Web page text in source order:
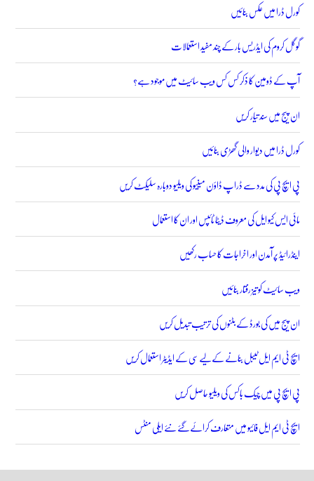
کورل ڈرا میں عکس بنائیں
گوگل کروم کی ایڈریس بار کے چند مفید استعمالات
آپ کے ڈومین کا ذکر کس کس ویب سائیٹ میں موجود ہے؟
ان پیج میں سند تیار کریں
کورل ڈرا میں دیوار والی گھڑی بنائیں
پی ایچ پی کی مدد سے ڈراپ ڈاؤن مینیو کی ویلیو دوبارہ سلیکٹ کریں
مائی ایس کیو ایل کی معروف ڈیٹا ٹائپس اور ان کا استعمال
اینڈرائیڈ پر آمدن اور اخراجات کا حساب رکھیں
ویب سائیٹ کو تیز رفتار بنائیں
ان پیج میں کی بورڈ کے بٹنوں کی ترتیب تبدیل کریں
ایچ ٹی ایم ایل ٹیبل بنانے کے لیے سی کے ایڈیٹر استعمال کریں
پی ایچ پی میں چیک باکس کی ویلیو حاصل کریں
ایچ ٹی ایم ایل فائیو میں متعارف کرائے گئے نئے ایلی منٹس